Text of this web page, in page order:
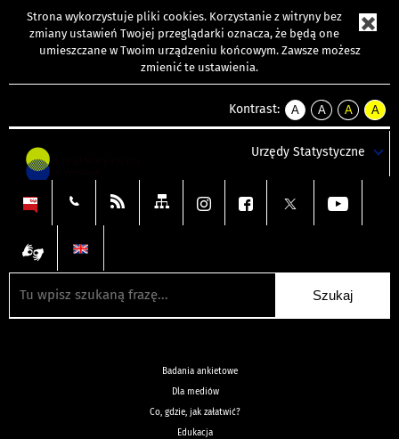
Strona wykorzystuje pliki cookies. Korzystanie z witryny bez
zmiany ustawień Twojej przeglądarki oznacza, że będą one
umieszczane w Twoim urządzeniu końcowym. Zawsze możesz
zmienić te ustawienia.
Kontrast:
A
kontrast
A
kontrast
tekst
czarnym
A
kontrast
tekst
czarnym
A
tekst
żółtym
Urzędy Statystyczne
Badania ankietowe
Dla mediów
Co, gdzie, jak załatwić?
Edukacja